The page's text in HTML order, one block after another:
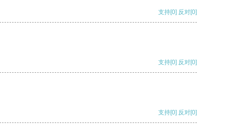
支持[0] 反对[0]
支持[0] 反对[0]
支持[0] 反对[0]